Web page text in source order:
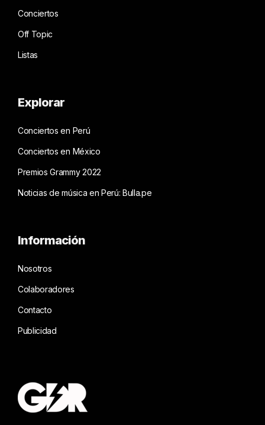
Conciertos
Off Topic
Listas
Explorar
Conciertos en Perú
Conciertos en México
Premios Grammy 2022
Noticias de música en Perú: Bulla.pe
Información
Nosotros
Colaboradores
Contacto
Publicidad